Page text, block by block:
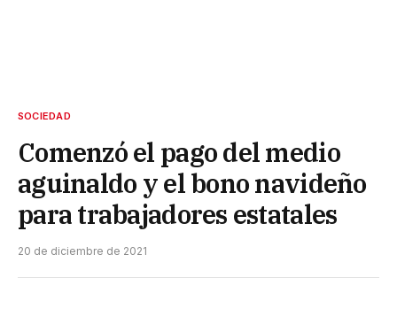
SOCIEDAD
Comenzó el pago del medio
aguinaldo y el bono navideño
para trabajadores estatales
20 de diciembre de 2021